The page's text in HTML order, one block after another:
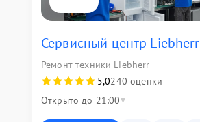
Сервисный центр Liebherr
Ремонт техники Liebherr
5,0240 оценки
Открыто до 21:00